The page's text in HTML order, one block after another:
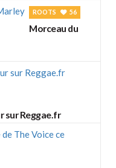
ROOTS 56
Morceau du
sur Reggae.fr